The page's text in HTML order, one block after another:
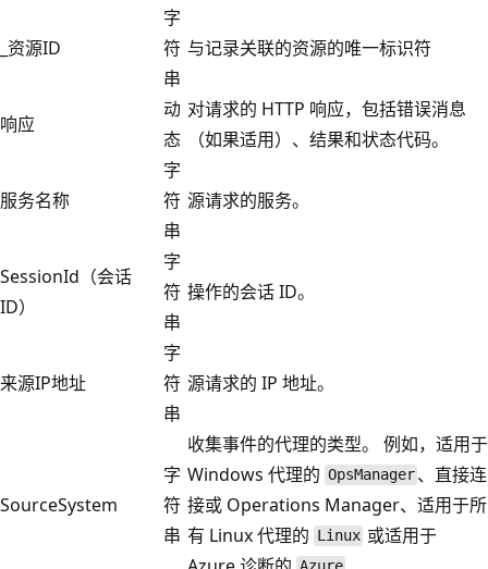
_资源ID
字
符
串
与记录关联的资源的唯一标识符
响应
动
态
对请求的 HTTP 响应，包括错误消息
（如果适用）、结果和状态代码。
服务名称
字
符
串
源请求的服务。
SessionId（会话
ID）
字
符
串
操作的会话 ID。
来源IP地址
字
符
串
源请求的 IP 地址。
SourceSystem
字
符
串
收集事件的代理的类型。 例如，适用于
Windows 代理的 OpsManager 、直接连
接或 Operations Manager、适用于所
有 Linux 代理的 Linux 或适用于